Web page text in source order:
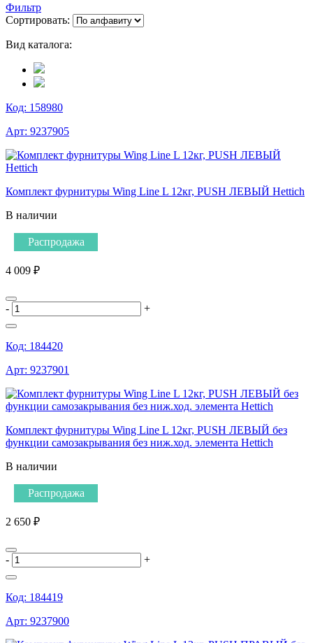
Фильтр
Сортировать:
Вид каталога:
Код: 158980
Арт: 9237905
Комплект фурнитуры Wing Line L 12кг, PUSH ЛЕВЫЙ Hettich
В наличии
Распродажа
4 009 ₽
- +
Код: 184420
Арт: 9237901
Комплект фурнитуры Wing Line L 12кг, PUSH ЛЕВЫЙ без
функции самозакрывания без ниж.ход. элемента Hettich
В наличии
Распродажа
2 650 ₽
- +
Код: 184419
Арт: 9237900